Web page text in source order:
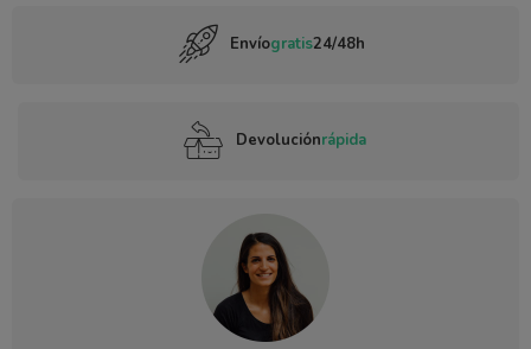
Envíogratis24/48h
Devoluciónrápida